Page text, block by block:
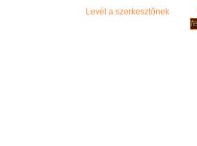
Levél a szerkesztőnek